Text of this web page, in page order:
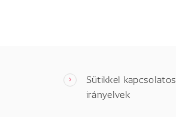
Sütikkel kapcsolatos
irányelvek